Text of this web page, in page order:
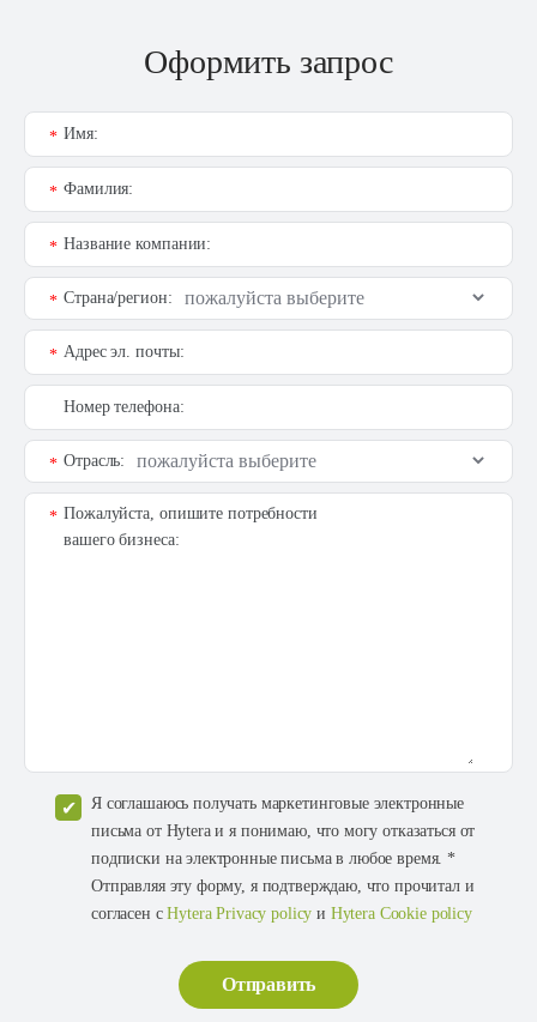
Оформить запрос
Имя:
*
Фамилия:
*
Название компании:
*
Страна/регион:
*
Адрес эл. почты:
*
Номер телефона:
Отрасль:
*
Пожалуйста, опишите потребности
вашего бизнеса:
*
Я соглашаюсь получать маркетинговые электронные
письма от Hytera и я понимаю, что могу отказаться от
подписки на электронные письма в любое время. *
Отправляя эту форму, я подтверждаю, что прочитал и
согласен сHytera Privacy policy и Hytera Cookie policy